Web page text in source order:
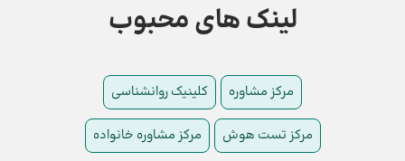
لینک های محبوب
مرکز مشاوره کلینیک روانشناسی
مرکز تست هوش مرکز مشاوره خانواده